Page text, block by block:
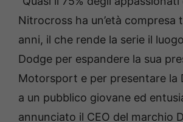
Nitrocross ha un’età compresa
anni, il che rende la serie il
Dodge per espandere la sua
Motorsport e per presentare la
a un pubblico giovane ed
annunciato il CEO del marchio